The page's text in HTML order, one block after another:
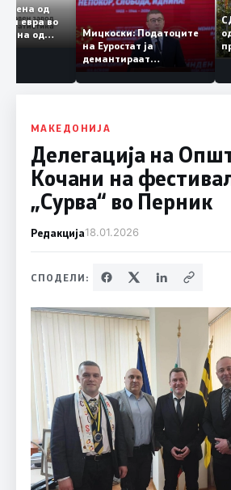
размена од
евра во
од
– Македонија
Мицкоски: Податоците
на Еуростат ја
демантираат
опозицијата
МАКЕДОНИЈА
Делегација на
Кочани на
„Сурва“ во Перник
Редакција18.01.2026
СПОДЕЛИ: